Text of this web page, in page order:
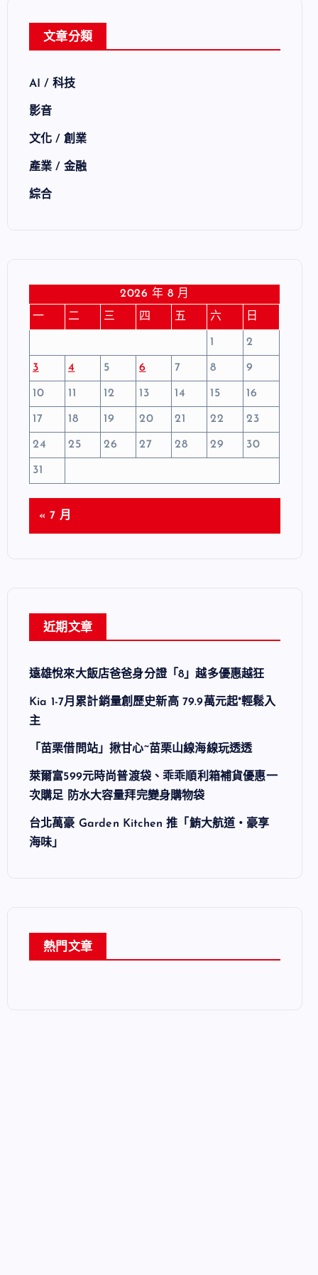
文章分類
AI / 科技
影音
文化 / 創業
產業 / 金融
綜合
2026 年 8 月
一
二 三 四 五 六 日
1 2
3 4 5 6 7 8 9
10 11 12 13 14 15 16
17 18 19 20 21 22 23
24 25 26 27 28 29 30
31
« 7 月
近期文章
遠雄悅來大飯店爸爸身分證「8」越多優惠越狂
Kia 1-7月累計銷量創歷史新高 79.9萬元起*輕鬆入
主
「苗栗借問站」揪甘心~苗栗山線海線玩透透
萊爾富599元時尚普渡袋、乖乖順利箱補貨優惠一
次購足 防水大容量拜完變身購物袋
台北萬豪 Garden Kitchen 推「鮪大航道・豪享
海味」
熱門文章